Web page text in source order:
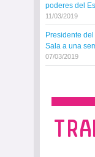
poderes del
11/03/2019
Presidente
Sala a una
07/03/2019